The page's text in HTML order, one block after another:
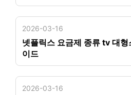
2026-03-16
넷플릭스 요금제 종류 tv 대
이드
2026-03-16